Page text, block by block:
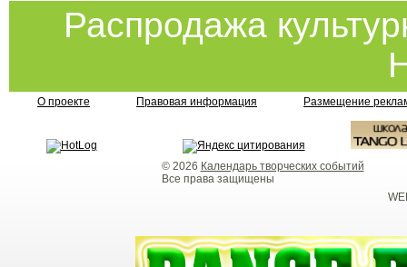
Распродажа
О проекте Правовая информация Размещение
© 2026 Календарь творческих событий
Все права защищены